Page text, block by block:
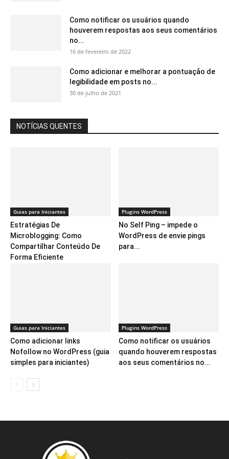
Como notificar os usuários quando
houverem respostas aos seus comentários
no...
16 de fevereiro de 2022
Como adicionar e melhorar a pontuação de
legibilidade em posts no...
30 de julho de 2021
NOTÍCIAS QUENTES
Guias para Iniciantes
Estratégias De
Microblogging: Como
Compartilhar Conteúdo De
Forma Eficiente
Plugins WordPress
No Self Ping – impede o
WordPress de envie pings
para...
Guias para Iniciantes
Como adicionar links
Nofollow no WordPress (guia
simples para iniciantes)
Plugins WordPress
Como notificar os usuários
quando houverem respostas
aos seus comentários no...